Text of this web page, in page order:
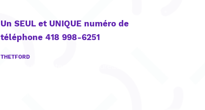
Un SEUL et UNIQUE numéro de
téléphone 418 998-6251
THETFORD